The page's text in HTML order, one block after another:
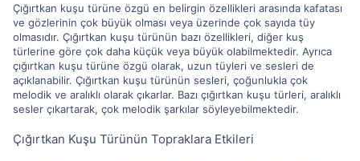
Çığırtkan kuşu türüne özgü en belirgin özellikleri arasında kafatası
ve gözlerinin çok büyük olması veya üzerinde çok sayıda tüy
olmasıdır. Çığırtkan kuşu türünün bazı özellikleri, diğer kuş
türlerine göre çok daha küçük veya büyük olabilmektedir. Ayrıca
çığırtkan kuşu türüne özgü olarak, uzun tüyleri ve sesleri de
açıklanabilir. Çığırtkan kuşu türünün sesleri, çoğunlukla çok
melodik ve aralıklı olarak çıkarlar. Bazı çığırtkan kuşu türleri, aralıklı
sesler çıkartarak, çok melodik şarkılar söyleyebilmektedir.
Çığırtkan Kuşu Türünün Topraklara Etkileri